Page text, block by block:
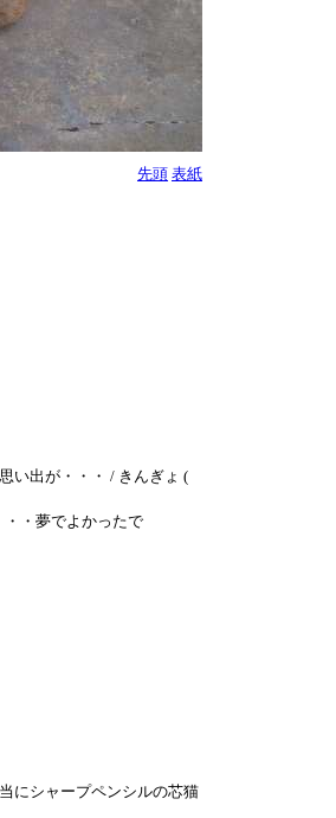
先頭 表紙
い出が・・・ / きんぎょ (
・夢でよかったで
シャープペンシルの芯猫